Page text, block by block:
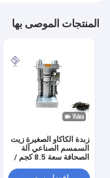
المنتجات الموصى بها
زبدة الكاكاو الصغيرة زيت
السمسم الصناعي آلة
الصحافة سعة 8.5 كجم /